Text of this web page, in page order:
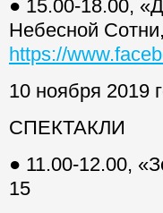
● 15.00-18.00,
Небесной
https://
10 ноября 2019
СПЕКТАКЛИ
● 11.00-12.00,
15